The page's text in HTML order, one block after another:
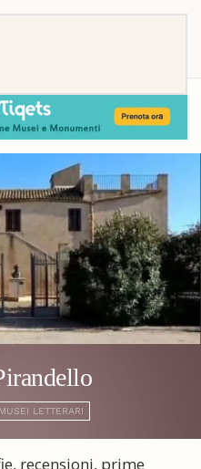
MUSEI LETTERARI
recensioni, prime